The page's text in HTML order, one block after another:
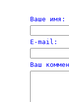
Ваше имя:
E-mail:
Ваш